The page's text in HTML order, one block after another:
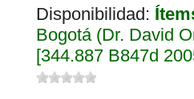
Disponibilidad:
Bogotá (Dr. David
[344.887 B847d